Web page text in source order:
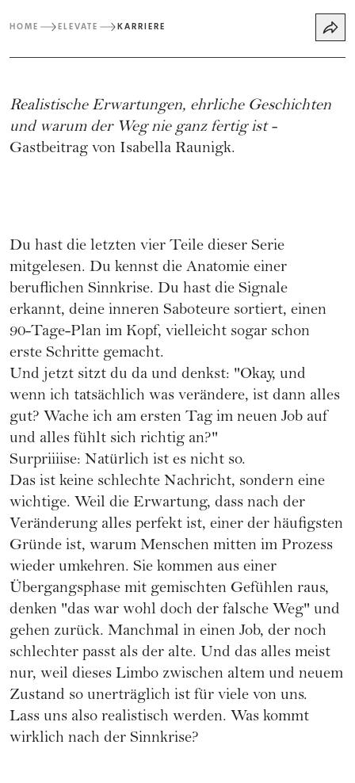
HOME ELEVATE KARRIERE
Realistische Erwartungen, ehrliche Geschichten
und warum der Weg nie ganz fertig ist -
Gastbeitrag von Isabella Raunigk.
Du hast die letzten vier Teile dieser Serie
mitgelesen. Du kennst die Anatomie einer
beruflichen Sinnkrise. Du hast die Signale
erkannt, deine inneren Saboteure sortiert, einen
90-Tage-Plan im Kopf, vielleicht sogar schon
erste Schritte gemacht.
Und jetzt sitzt du da und denkst: "Okay, und
wenn ich tatsächlich was verändere, ist dann alles
gut? Wache ich am ersten Tag im neuen Job auf
und alles fühlt sich richtig an?"
Surpriiiise: Natürlich ist es nicht so.
Das ist keine schlechte Nachricht, sondern eine
wichtige. Weil die Erwartung, dass nach der
Veränderung alles perfekt ist, einer der häufigsten
Gründe ist, warum Menschen mitten im Prozess
wieder umkehren. Sie kommen aus einer
Übergangsphase mit gemischten Gefühlen raus,
denken "das war wohl doch der falsche Weg" und
gehen zurück. Manchmal in einen Job, der noch
schlechter passt als der alte. Und das alles meist
nur, weil dieses Limbo zwischen altem und neuem
Zustand so unerträglich ist für viele von uns.
Lass uns also realistisch werden. Was kommt
wirklich nach der Sinnkrise?